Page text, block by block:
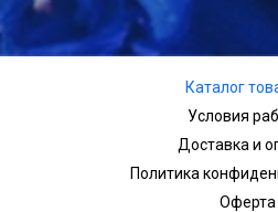
Каталог
Условия
Доставка и
Политика
Оферта